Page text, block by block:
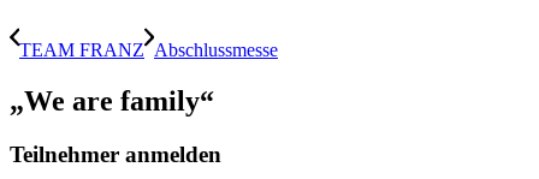
TEAM FRANZ Abschlussmesse
„We are family“
Teilnehmer anmelden